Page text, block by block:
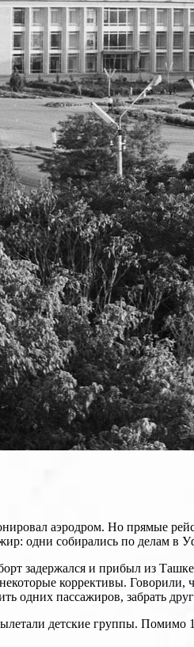
аэродром. Но прямые
одни собирались по делам в
задержался и прибыл из
коррективы.
одних пассажиров, забрать
детские группы.